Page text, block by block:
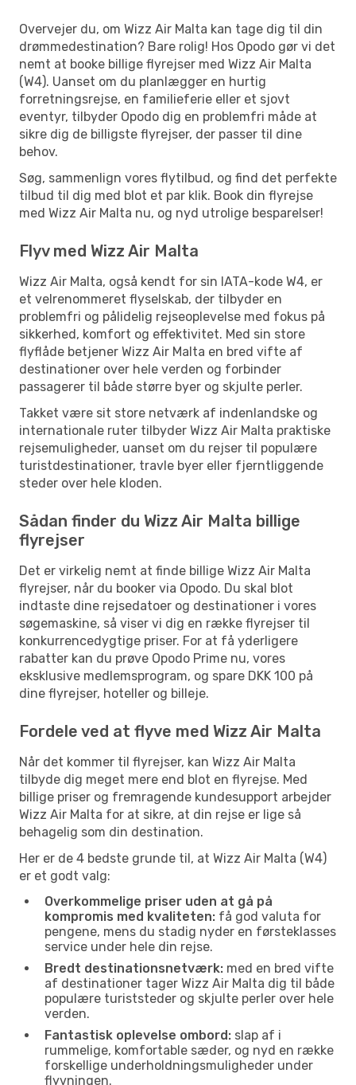
Overvejer du, om Wizz Air Malta kan tage dig til din
drømmedestination? Bare rolig! Hos Opodo gør vi det
nemt at booke billige flyrejser med Wizz Air Malta
(W4). Uanset om du planlægger en hurtig
forretningsrejse, en familieferie eller et sjovt
eventyr, tilbyder Opodo dig en problemfri måde at
sikre dig de billigste flyrejser, der passer til dine
behov.
Søg, sammenlign vores flytilbud, og find det perfekte
tilbud til dig med blot et par klik. Book din flyrejse
med Wizz Air Malta nu, og nyd utrolige besparelser!
Flyv med Wizz Air Malta
Wizz Air Malta, også kendt for sin IATA-kode W4, er
et velrenommeret flyselskab, der tilbyder en
problemfri og pålidelig rejseoplevelse med fokus på
sikkerhed, komfort og effektivitet. Med sin store
flyflåde betjener Wizz Air Malta en bred vifte af
destinationer over hele verden og forbinder
passagerer til både større byer og skjulte perler.
Takket være sit store netværk af indenlandske og
internationale ruter tilbyder Wizz Air Malta praktiske
rejsemuligheder, uanset om du rejser til populære
turistdestinationer, travle byer eller fjerntliggende
steder over hele kloden.
Sådan finder du Wizz Air Malta billige
flyrejser
Det er virkelig nemt at finde billige Wizz Air Malta
flyrejser, når du booker via Opodo. Du skal blot
indtaste dine rejsedatoer og destinationer i vores
søgemaskine, så viser vi dig en række flyrejser til
konkurrencedygtige priser. For at få yderligere
rabatter kan du prøve Opodo Prime nu, vores
eksklusive medlemsprogram, og spare DKK 100 på
dine flyrejser, hoteller og billeje.
Fordele ved at flyve med Wizz Air Malta
Når det kommer til flyrejser, kan Wizz Air Malta
tilbyde dig meget mere end blot en flyrejse. Med
billige priser og fremragende kundesupport arbejder
Wizz Air Malta for at sikre, at din rejse er lige så
behagelig som din destination.
Her er de 4 bedste grunde til, at Wizz Air Malta (W4)
er et godt valg:
Overkommelige priser uden at gå på
kompromis med kvaliteten: få god valuta for
pengene, mens du stadig nyder en førsteklasses
service under hele din rejse.
Bredt destinationsnetværk: med en bred vifte
af destinationer tager Wizz Air Malta dig til både
populære turiststeder og skjulte perler over hele
verden.
Fantastisk oplevelse ombord: slap af i
rummelige, komfortable sæder, og nyd en række
forskellige underholdningsmuligheder under
flyvningen.